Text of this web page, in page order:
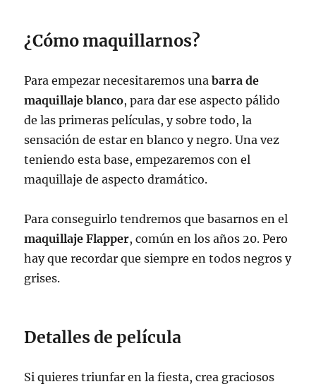
¿Cómo maquillarnos?
Para empezar necesitaremos unabarra de
maquillaje blanco, para dar ese aspecto pálido
de las primeras películas, y sobre todo, la
sensación de estar en blanco y negro. Una vez
teniendo esta base, empezaremos con el
maquillaje de aspecto dramático.
Para conseguirlo tendremos que basarnos en el
maquillaje Flapper, común en los años 20. Pero
hay que recordar que siempre en todos negros y
grises.
Detalles de película
Si quieres triunfar en la fiesta, crea graciosos